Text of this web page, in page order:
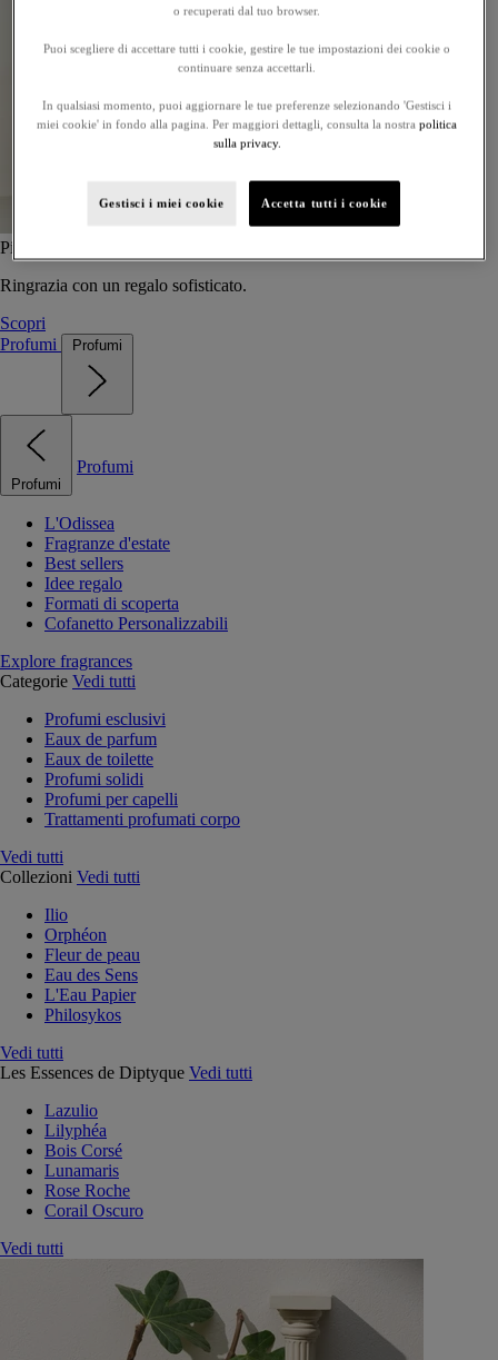
Piccole Attenzioni
Ringrazia con un regalo sofisticato.
Scopri
Profumi
Profumi
Profumi
Profumi
L'Odissea
Fragranze d'estate
Best sellers
Idee regalo
Formati di scoperta
Cofanetto Personalizzabili
Explore fragrances
Categorie Vedi tutti
Profumi esclusivi
Eaux de parfum
Eaux de toilette
Profumi solidi
Profumi per capelli
Trattamenti profumati corpo
Vedi tutti
Collezioni Vedi tutti
Ilio
Orphéon
Fleur de peau
Eau des Sens
L'Eau Papier
Philosykos
Vedi tutti
Les Essences de Diptyque Vedi tutti
Lazulio
Lilyphéa
Bois Corsé
Lunamaris
Rose Roche
Corail Oscuro
Vedi tutti
o recuperati dal tuo browser.
Puoi scegliere di accettare tutti i cookie, gestire le tue impostazioni dei cookie o
continuare senza accettarli.
In qualsiasi momento, puoi aggiornare le tue preferenze selezionando 'Gestisci i
miei cookie' in fondo alla pagina. Per maggiori dettagli, consulta la nostra politica
sulla privacy.
Gestisci i miei cookie Accetta tutti i cookie